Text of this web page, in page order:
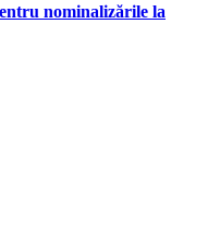
nominalizările la